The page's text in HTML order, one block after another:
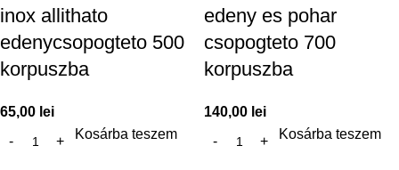
inox allithato
edenycsopogteto 500
korpuszba
65,00 lei
Kosárba teszem
edeny es pohar
csopogteto 700
korpuszba
140,00 lei
Kosárba teszem